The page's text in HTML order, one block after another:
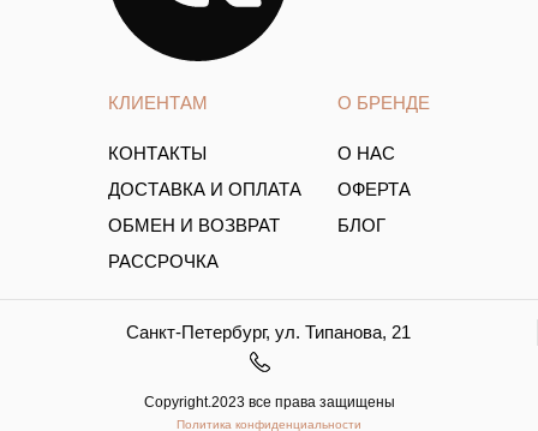
КЛИЕНТАМ
КОНТАКТЫ
ДОСТАВКА И ОПЛАТА
ОБМЕН И ВОЗВРАТ
РАССРОЧКА
О БРЕНДЕ
О НАС
ОФЕРТА
БЛОГ
Санкт-Петербург, ул. Типанова, 21
Copyright.2023 все права защищены
Политика конфиденциальности